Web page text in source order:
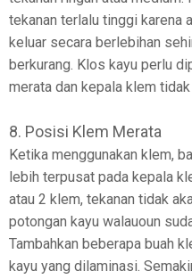
tekanan terlalu tinggi karena
keluar secara berlebihan
berkurang. Klos kayu perlu
merata dan kepala klem
8. Posisi Klem Merata
Ketika menggunakan klem,
lebih terpusat pada kepala
atau 2 klem, tekanan tidak
potongan kayu walauoun
Tambahkan beberapa buah
kayu yang dilaminasi.